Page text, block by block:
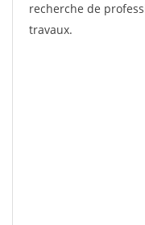
recherche de
travaux.